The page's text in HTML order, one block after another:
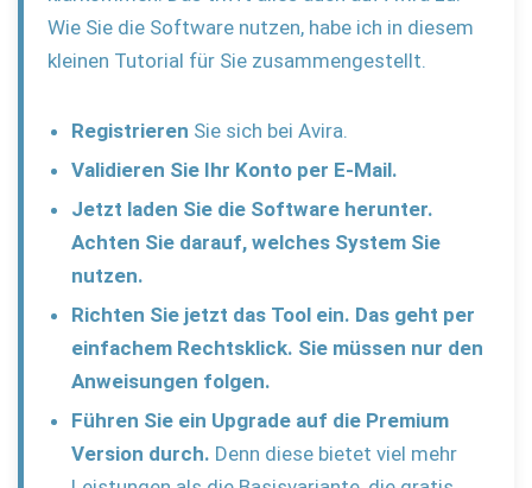
Wie Sie die Software nutzen, habe ich in diesem
kleinen Tutorial für Sie zusammengestellt.
Registrieren Sie sich bei Avira.
Validieren Sie Ihr Konto per E-Mail.
Jetzt laden Sie die Software herunter.
Achten Sie darauf, welches System Sie
nutzen.
Richten Sie jetzt das Tool ein. Das geht per
einfachem Rechtsklick. Sie müssen nur den
Anweisungen folgen.
Führen Sie ein Upgrade auf die Premium
Version durch. Denn diese bietet viel mehr